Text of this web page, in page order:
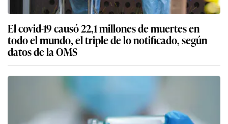
El covid-19 causó 22,1 millones de muertes en
todo el mundo, el triple de lo notificado, según
datos de la OMS